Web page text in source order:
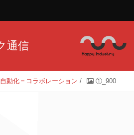
通信
動化＝コラボレーション / ①_900